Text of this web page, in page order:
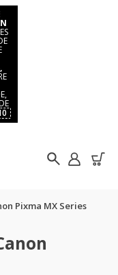
Pixma MX Series